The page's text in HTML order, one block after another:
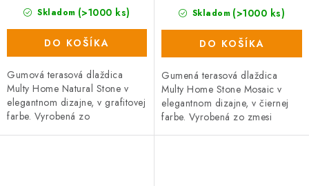
Skladom (>1000 ks)
DO KOŠÍKA
Gumová terasová dlaždica
Multy Home Natural Stone v
elegantnom dizajne, v grafitovej
farbe. Vyrobená zo
Skladom (>1000 ks)
DO KOŠÍKA
Gumená terasová dlaždica
Multy Home Stone Mosaic v
elegantnom dizajne, v čiernej
farbe. Vyrobená zo zmesi